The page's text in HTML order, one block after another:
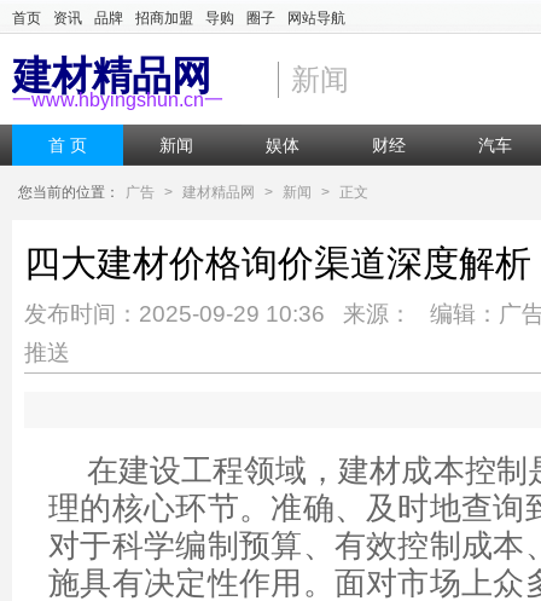
首页 资讯 品牌 招商加盟 导购 圈子 网站导航
建材精品网
一www.hbyingshun.cn一
新闻
首 页 新闻 娱体 财经 汽车
您当前的位置： 广告 > 建材精品网 > 新闻 > 正文
四大建材价格询价渠道深度解析
发布时间：2025-09-29 10:36 来源： 编辑：广
推送
在建设工程领域，建材成本控制
理的核心环节。准确、及时地查询
对于科学编制预算、有效控制成本
施具有决定性作用。面对市场上众